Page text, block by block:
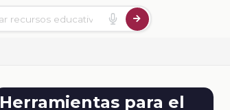
Herramientas para el